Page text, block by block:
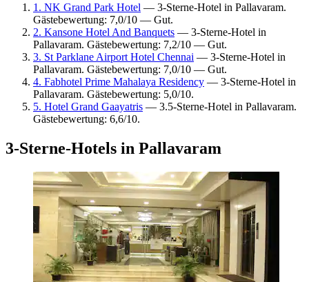
1. NK Grand Park Hotel — 3-Sterne-Hotel in Pallavaram.
Gästebewertung: 7,0/10 — Gut.
2. Kansone Hotel And Banquets — 3-Sterne-Hotel in
Pallavaram. Gästebewertung: 7,2/10 — Gut.
3. St Parklane Airport Hotel Chennai — 3-Sterne-Hotel in
Pallavaram. Gästebewertung: 7,0/10 — Gut.
4. Fabhotel Prime Mahalaya Residency — 3-Sterne-Hotel in
Pallavaram. Gästebewertung: 5,0/10.
5. Hotel Grand Gaayatris — 3.5-Sterne-Hotel in Pallavaram.
Gästebewertung: 6,6/10.
3-Sterne-Hotels in Pallavaram